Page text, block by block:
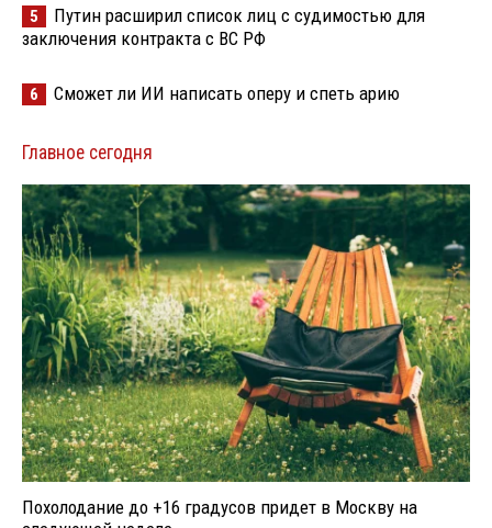
5
Путин расширил список лиц с судимостью для
заключения контракта с ВС РФ
6 Сможет ли ИИ написать оперу и спеть арию
Главное сегодня
Похолодание до +16 градусов придет в Москву на